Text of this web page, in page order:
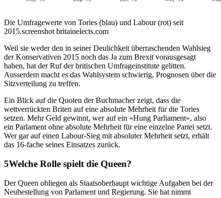
Die Umfragewerte von Tories (blau) und Labour (rot) seit
2015.screenshot britainelects.com
Weil sie weder den in seiner Deulichkeit überraschenden Wahlsieg
der Konservativen 2015 noch das Ja zum Brexit vorausgesagt
haben, hat der Ruf der britischen Umfrageinstitute gelitten.
Ausserdem macht es das Wahlsystem schwierig, Prognosen über die
Sitzverteilung zu treffen.
Ein Blick auf die Quoten der Buchmacher zeigt, dass die
wettverrückten Briten auf eine absolute Mehrheit für die Tories
setzen. Mehr Geld gewinnt, wer auf ein «Hung Parliament», also
ein Parlament ohne absolute Mehrheit für eine einzelne Partei setzt.
Wer gar auf einen Labour-Sieg mit absoluter Mehrheit setzt, erhält
das 16-fache seines Einsatzes zurück.
Welche Rolle spielt die Queen?
Der Queen obliegen als Staatsoberhaupt wichtige Aufgaben bei der
Neubestellung von Parlament und Regierung. Sie hat nimmt